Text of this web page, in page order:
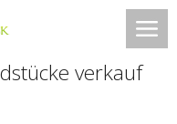
verkauf